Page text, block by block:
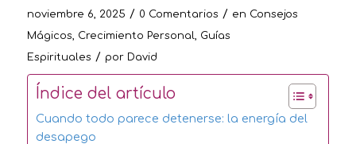
noviembre 6, 2025 / 0 Comentarios / en Consejos
Mágicos
Crecimiento Personal
Guías
Espirituales / por David
Índice del artículo
Cuando todo parece detenerse: la energía del
desapego